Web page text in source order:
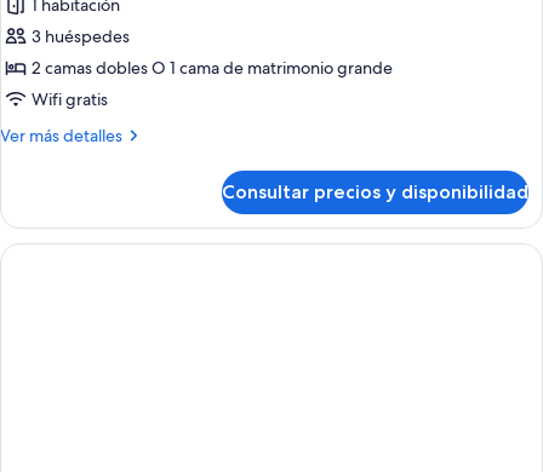
1 habitación
3 huéspedes
2 camas dobles O 1 cama de matrimonio grande
Wifi gratis
Ver más detalles
Más
junior,
vistas
al
Consultar precios y disponibilidad